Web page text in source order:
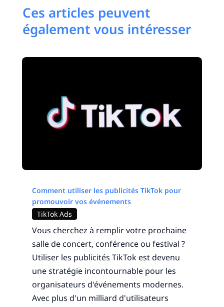
Ces articles peuvent
également vous intéresser
Comment utiliser les publicités TikTok pour
promouvoir vos événements
TikTok Ads
Vous cherchez à remplir votre prochaine
salle de concert, conférence ou festival ?
Utiliser les publicités TikTok est devenu
une stratégie incontournable pour les
organisateurs d'événements modernes.
Avec plus d'un milliard d'utilisateurs